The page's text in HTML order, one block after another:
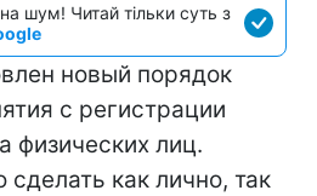
шум! Читай тільки суть з
новый порядок
с регистрации
физических лиц.
как лично, так